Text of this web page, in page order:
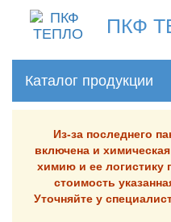
ПКФ
Каталог продукции
Из-за последнего
включена и
химию и ее
стоимость
Уточняйте у